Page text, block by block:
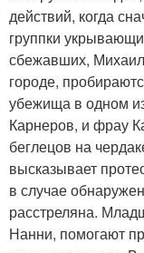
действий, когда
группки
сбежавших,
городе,
убежища в одном
Карнеров, и фрау
беглецов на
высказывает
в случае
расстреляна.
Нанни, помогают